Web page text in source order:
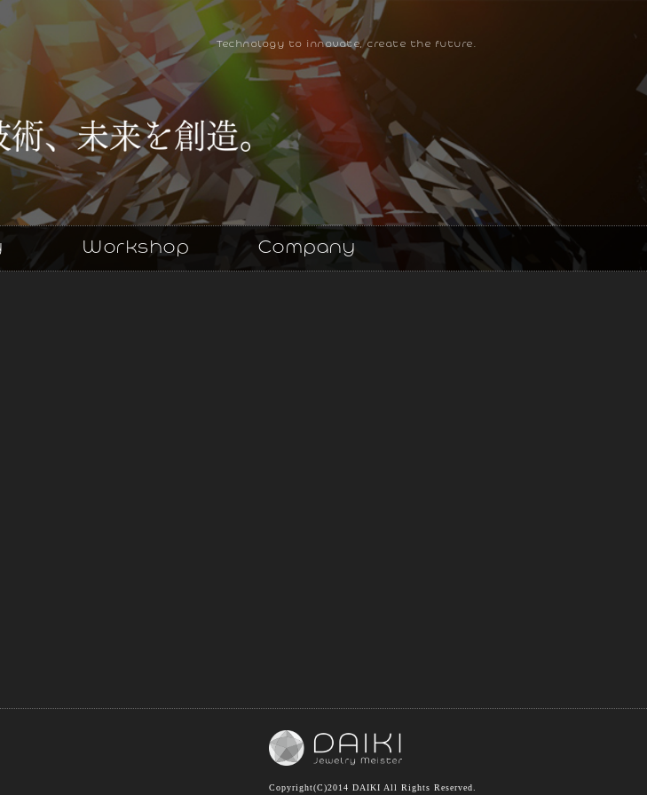
Technology to innovate, create the future.
Workshop Company
Copyright(C)2014 DAIKI All Rights Reserved.